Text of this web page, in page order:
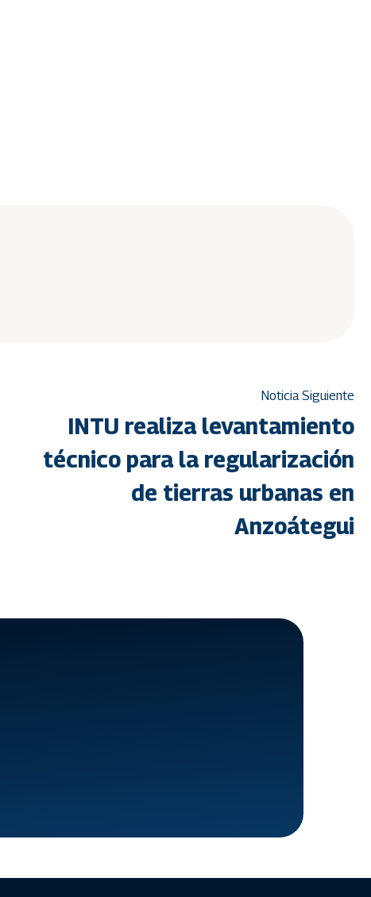
Noticia Siguiente
INTU realiza levantamiento
técnico para la regularización
de tierras urbanas en
Anzoátegui